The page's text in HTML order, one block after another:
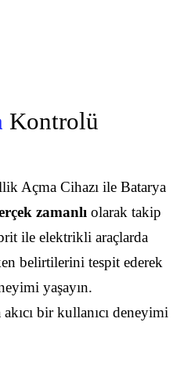
Kontrolü
Açma Cihazı ile Batarya
zamanlı olarak takip
ile elektrikli araçlarda
belirtilerini tespit ederek
yaşayın.
bir kullanıcı deneyimi